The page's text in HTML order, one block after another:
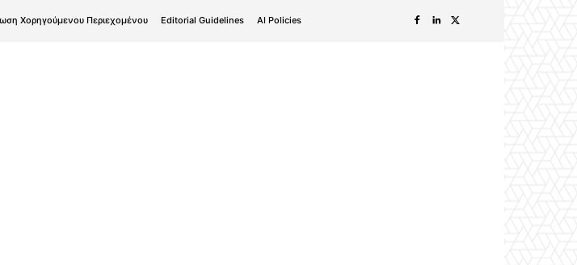
Χορηγούμενου Περιεχομένου Editorial Guidelines AI Policies